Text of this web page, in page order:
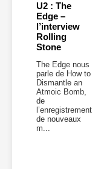
U2 : The
Edge –
l’interview
Rolling
Stone
The Edge nous
parle de How to
Dismantle an
Atmoic Bomb,
de
l’enregistrement
de nouveaux
m...